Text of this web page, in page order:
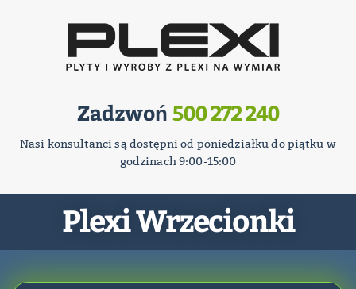
Zadzwoń 500 272 240
Nasi konsultanci są dostępni od poniedziałku do piątku w
godzinach 9:00-15:00
Plexi Wrzecionki